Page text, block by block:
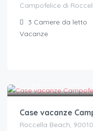
Campofelice di
3 Camere da letto
Vacanze